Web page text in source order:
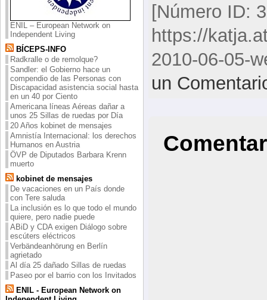
ENIL – European Network on
Independent Living
BÍCEPS-INFO
Radkralle o de remolque?
Sandler: el Gobierno hace un
compendio de las Personas con
Discapacidad asistencia social hasta
en un 40 por Ciento
Americana líneas Aéreas dañar a
unos 25 Sillas de ruedas por Día
20 Años kobinet de mensajes
Amnistía Internacional: los derechos
Humanos en Austria
ÖVP de Diputados Barbara Krenn
muerto
kobinet de mensajes
De vacaciones en un País donde
con Tere saluda
La inclusión es lo que todo el mundo
quiere, pero nadie puede
ABiD y CDA exigen Diálogo sobre
escúters eléctricos
Verbändeanhörung en Berlín
agrietado
Al día 25 dañado Sillas de ruedas
Paseo por el barrio con los Invitados
ENIL - European Network on
[Número ID:
https://
2010-06-05-
un